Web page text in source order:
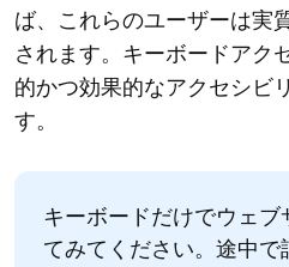
ば、これらのユーザーは実
されます。キーボードアク
的かつ効果的なアクセシビ
す。
キーボードだけでウェブ
てみてください。途中